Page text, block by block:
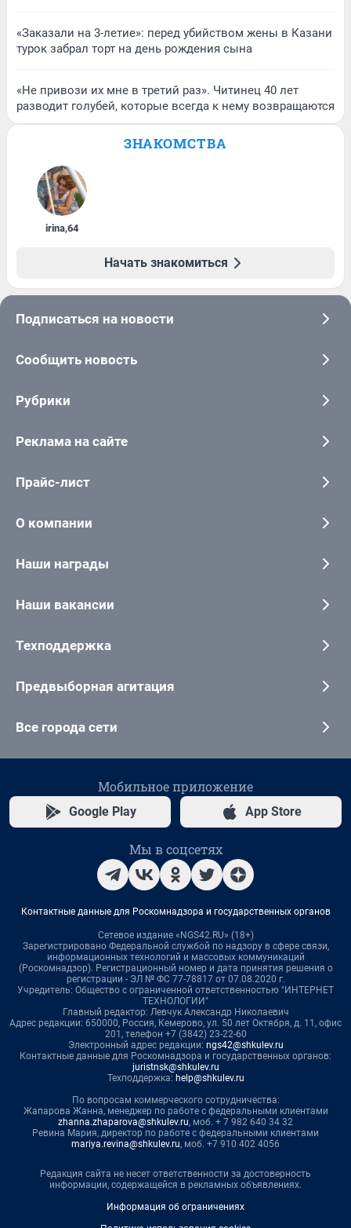
«Заказали на 3-летие»: перед убийством жены в Казани
турок забрал торт на день рождения сына
«Не привози их мне в третий раз». Читинец 40 лет
разводит голубей, которые всегда к нему возвращаются
ЗНАКОМСТВА
irina,64
Начать знакомиться
Подписаться на новости
Сообщить новость
Рубрики
Реклама на сайте
Прайс-лист
О компании
Наши награды
Наши вакансии
Техподдержка
Предвыборная агитация
Все города сети
Мобильное приложение
Google Play App Store
Мы в соцсетях
Контактные данные для Роскомнадзора и государственных органов
Сетевое издание «NGS42.RU» (18+)
Зарегистрировано Федеральной службой по надзору в сфере связи,
информационных технологий и массовых коммуникаций
(Роскомнадзор). Регистрационный номер и дата принятия решения о
регистрации - ЭЛ № ФС 77-78817 от 07.08.2020 г.
Учредитель: Общество с ограниченной ответственностью "ИНТЕРНЕТ
ТЕХНОЛОГИИ"
Главный редактор: Левчук Александр Николаевич
Адрес редакции: 650000, Россия, Кемерово, ул. 50 лет Октября, д. 11, офис
201, телефон +7 (3842) 23-22-60
Электронный адрес редакции: ngs42@shkulev.ru
Контактные данные для Роскомнадзора и государственных органов:
juristnsk@shkulev.ru
Техподдержка: help@shkulev.ru
По вопросам коммерческого сотрудничества:
Жапарова Жанна, менеджер по работе с федеральными клиентами
zhanna.zhaparova@shkulev.ru, моб. + 7 982 640 34 32
Ревина Мария, директор по работе с федеральными клиентами
mariya.revina@shkulev.ru, моб. +7 910 402 4056
Редакция сайта не несет ответственности за достоверность
информации, содержащейся в рекламных объявлениях.
Информация об ограничениях